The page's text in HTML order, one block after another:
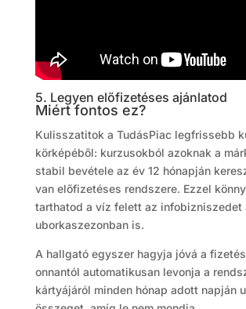
5. Legyen előfizetéses ajánlatod
Miért fontos ez?
Kulisszatitok a TudásPiac legfrissebb
körképéből: kurzusokból azoknak a
stabil bevétele az év 12 hónapján
van előfizetéses rendszere. Ezzel
tarthatod a víz felett az infobizniszedet
uborkaszezonban is.
A hallgató egyszer hagyja jóvá a
onnantól automatikusan levonja a
kártyájáról minden hónap adott napján